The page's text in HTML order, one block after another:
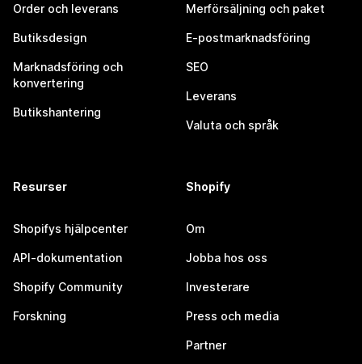
Order och leverans
Butiksdesign
Marknadsföring och
konvertering
Butikshantering
Merförsäljning och paket
E-postmarknadsföring
SEO
Leverans
Valuta och språk
Resurser
Shopifys hjälpcenter
API-dokumentation
Shopify Community
Forskning
Shopify
Om
Jobba hos oss
Investerare
Press och media
Partner